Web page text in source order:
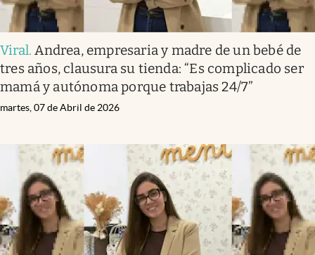
Viral.Andrea, empresaria y madre de un bebé de
tres años, clausura su tienda: “Es complicado ser
mamá y autónoma porque trabajas 24/7”
martes, 07 de Abril de 2026